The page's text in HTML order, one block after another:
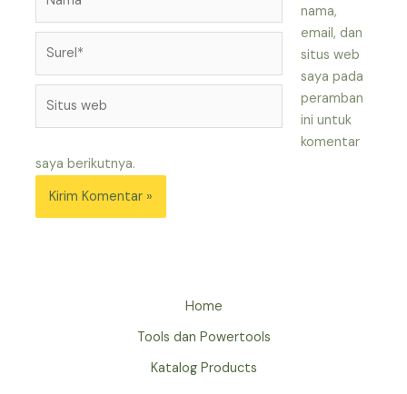
web
nama,
email, dan
situs web
saya pada
peramban
ini untuk
komentar
saya berikutnya.
Home
Tools dan Powertools
Katalog Products